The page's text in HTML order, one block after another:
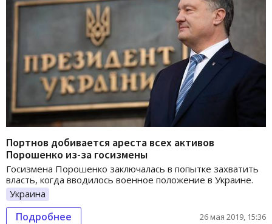
Портнов добивается ареста всех активов
Порошенко из-за госизмены
Госизмена Порошенко заключалась в попытке захватить
власть, когда вводилось военное положение в Украине.
Украина
Подробнее 26 мая 2019, 15:36